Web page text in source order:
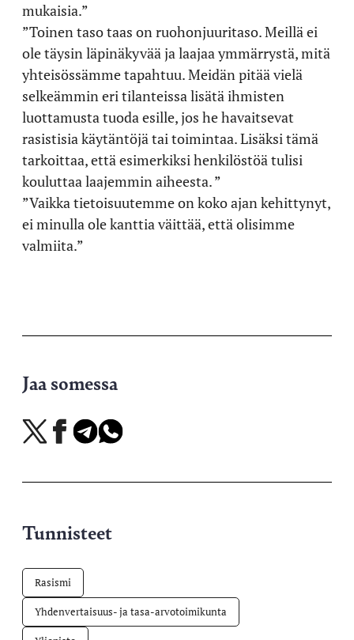
mukaisia.”
”Toinen taso taas on ruohonjuuritaso. Meillä ei
ole täysin läpinäkyvää ja laajaa ymmärrystä, mitä
yhteisössämme tapahtuu. Meidän pitää vielä
selkeämmin eri tilanteissa lisätä ihmisten
luottamusta tuoda esille, jos he havaitsevat
rasistisia käytäntöjä tai toimintaa. Lisäksi tämä
tarkoittaa, että esimerkiksi henkilöstöä tulisi
kouluttaa laajemmin aiheesta. ”
”Vaikka tietoisuutemme on koko ajan kehittynyt,
ei minulla ole kanttia väittää, että olisimme
valmiita.”
Jaa somessa
Jaa
X-
Jaa
Facebookissa
Jaa
Telegramissa
Jaa
WhatsAppissa
Tunnisteet
Rasismi
Yhdenvertaisuus- ja tasa-arvotoimikunta